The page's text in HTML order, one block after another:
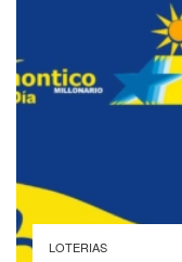
LOTERIAS